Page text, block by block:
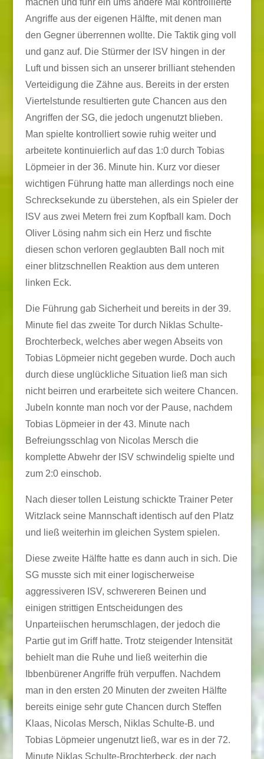
machen und fuhr ein ums andere Mal kontrollierte
Angriffe aus der eigenen Hälfte, mit denen man
den Gegner überrennen wollte. Die Taktik ging voll
und ganz auf. Die Stürmer der ISV hingen in der
Luft und bissen sich an unserer brilliant stehenden
Verteidigung die Zähne aus. Bereits in der ersten
Viertelstunde resultierten gute Chancen aus den
Angriffen der SG, die jedoch ungenutzt blieben.
Man spielte kontrolliert sowie ruhig weiter und
arbeitete kontinuierlich auf das 1:0 durch Tobias
Löpmeier in der 36. Minute hin. Kurz vor dieser
wichtigen Führung hatte man allerdings noch eine
Schrecksekunde zu überstehen, als ein Spieler der
ISV aus zwei Metern frei zum Kopfball kam. Doch
Oliver Lösing nahm sich ein Herz und fischte
diesen schon verloren geglaubten Ball noch mit
einer blitzschnellen Reaktion aus dem unteren
linken Eck.
Die Führung gab Sicherheit und bereits in der 39.
Minute fiel das zweite Tor durch Niklas Schulte-
Brochterbeck, welches aber wegen Abseits von
Tobias Löpmeier nicht gegeben wurde. Doch auch
durch diese unglückliche Situation ließ man sich
nicht beirren und erarbeitete sich weitere Chancen.
Jubeln konnte man noch vor der Pause, nachdem
Tobias Löpmeier in der 43. Minute nach
Befreiungsschlag von Nicolas Mersch die
komplette Abwehr der ISV schwindelig spielte und
zum 2:0 einschob.
Nach dieser tollen Leistung schickte Trainer Peter
Witzlack seine Mannschaft identisch auf den Platz
und ließ weiterhin im gleichen System spielen.
Diese zweite Hälfte hatte es dann auch in sich. Die
SG musste sich mit einer logischerweise
aggressiveren ISV, schwereren Beinen und
einigen strittigen Entscheidungen des
Unparteiischen herumschlagen, der jedoch die
Partie gut im Griff hatte. Trotz steigender Intensität
behielt man die Ruhe und ließ weiterhin die
Ibbenbürener Angriffe früh verpuffen. Nachdem
man in den ersten 20 Minuten der zweiten Hälfte
bereits einige sehr gute Chancen durch Steffen
Klaas, Nicolas Mersch, Niklas Schulte-B. und
Tobias Löpmeier ungenutzt ließ, war es in der 72.
Minute Niklas Schulte-Brochterbeck, der nach